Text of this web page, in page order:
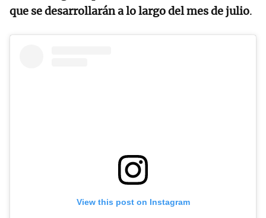
que se desarrollarán a lo largo del mes de julio.
View this post on Instagram